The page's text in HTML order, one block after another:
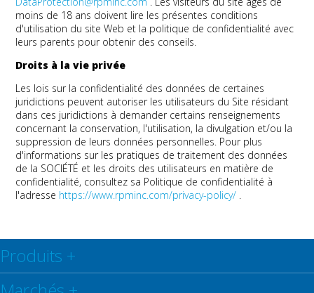
moins de 18 ans doivent lire les présentes conditions
d'utilisation du site Web et la politique de confidentialité avec
leurs parents pour obtenir des conseils.
Droits à la vie privée
Les lois sur la confidentialité des données de certaines
juridictions peuvent autoriser les utilisateurs du Site résidant
dans ces juridictions à demander certains renseignements
concernant la conservation, l'utilisation, la divulgation et/ou la
suppression de leurs données personnelles. Pour plus
d'informations sur les pratiques de traitement des données
de la SOCIÉTÉ et les droits des utilisateurs en matière de
confidentialité, consultez sa Politique de confidentialité à
l'adresse https://www.rpminc.com/privacy-policy/ .
Produits +